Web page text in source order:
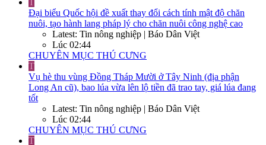
T
Đại biểu Quốc hội đề xuất thay đổi cách tính mật độ chăn
nuôi, tạo hành lang pháp lý cho chăn nuôi công nghệ cao
Latest: Tin nông nghiệp | Báo Dân Việt
Lúc 02:44
CHUYÊN MỤC THÚ CƯNG
T
Vụ hè thu vùng Đồng Tháp Mười ở Tây Ninh (địa phận
Long An cũ), bao lúa vừa lên lộ tiền đã trao tay, giá lúa đang
tốt
Latest: Tin nông nghiệp | Báo Dân Việt
Lúc 02:44
CHUYÊN MỤC THÚ CƯNG
T